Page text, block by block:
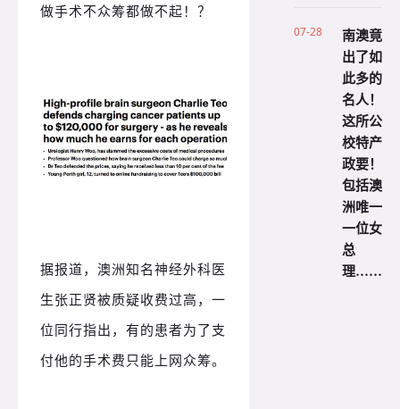
做手术不众筹都做不起！？
据报道，澳洲知名神经外科医
生张正贤被质疑收费过高， 一
位同行指出，有的患者为了支
付他的手术费只能上网众筹。
07-28
南澳竟
出了如
此多的
名人！
这所公
校特产
政要！
包括澳
洲唯一
一位女
总
理……